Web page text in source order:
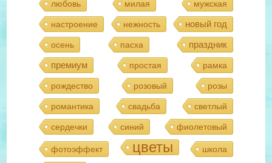
любовь милая мужская
настроение нежность новый год
осень пасха
праздник
премиум
простая рамка
рождество розовый розы
романтика свадьба светлый
сердечки синий фиолетовый
фотоэффект цветы школа